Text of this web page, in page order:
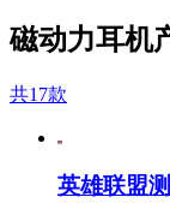
磁动力耳机
共17款
英雄联盟